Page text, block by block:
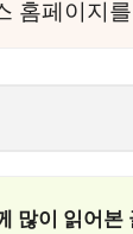
홈페이지
많이 읽어본